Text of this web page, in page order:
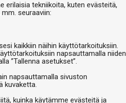
erilaisia tekniikoita, kuten evästeitä,
seuraaviin:
kaikkiin näihin käyttötarkoituksiin.
napsauttamalla niiden
”Tallenna asetukset”.
napsauttamalla sivuston
kuvaketta.
kuinka käytämme evästeitä ja
tyhjä